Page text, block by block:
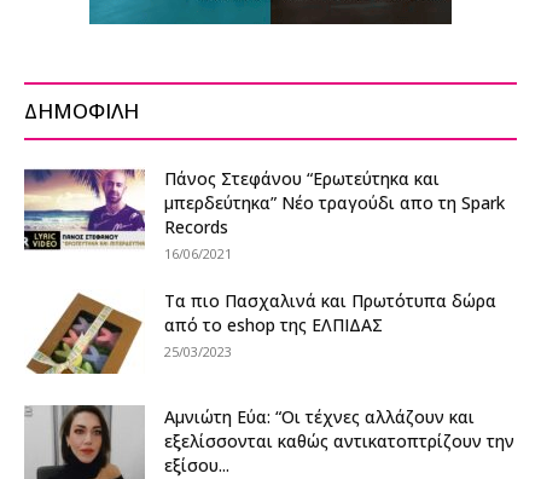
ΔΗΜΟΦΙΛΗ
Πάνος Στεφάνου “Ερωτεύτηκα και
μπερδεύτηκα” Νέο τραγούδι απο τη Spark
Records
16/06/2021
Τα πιο Πασχαλινά και Πρωτότυπα δώρα
από το eshop της ΕΛΠΙΔΑΣ
25/03/2023
Αμνιώτη Εύα: “Οι τέχνες αλλάζουν και
εξελίσσονται καθώς αντικατοπτρίζουν την
εξίσου...